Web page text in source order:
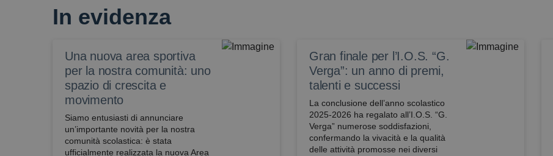
In evidenza
Una nuova area sportiva
per la nostra comunità: uno
spazio di crescita e
movimento
Siamo entusiasti di annunciare
un’importante novità per la nostra
comunità scolastica: è stata
ufficialmente realizzata la nuova Area
Gran finale per l’I.O.S. “G.
Verga”: un anno di premi,
talenti e successi
La conclusione dell’anno scolastico
2025-2026 ha regalato all’I.O.S. “G.
Verga” numerose soddisfazioni,
confermando la vivacità e la qualità
delle attività promosse nei diversi